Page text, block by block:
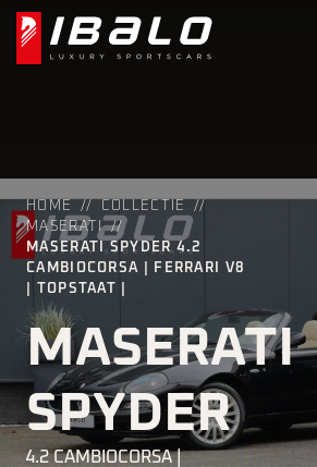
HOME
COLLECTIE
MASERATI
MASERATI SPYDER 4.2
CAMBIOCORSA | FERRARI V8
| TOPSTAAT |
MASERATI
SPYDER
4.2 CAMBIOCORSA |